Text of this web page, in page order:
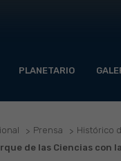
PLANETARIO
Prensa
Histórico
de las Ciencias con